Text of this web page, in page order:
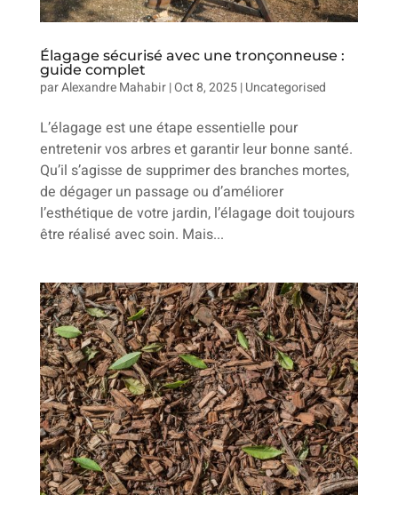
Élagage sécurisé avec une tronçonneuse :
guide complet
parAlexandre Mahabir|Oct 8, 2025|Uncategorised
L’élagage est une étape essentielle pour
entretenir vos arbres et garantir leur bonne santé.
Qu’il s’agisse de supprimer des branches mortes,
de dégager un passage ou d’améliorer
l’esthétique de votre jardin, l’élagage doit toujours
être réalisé avec soin. Mais...